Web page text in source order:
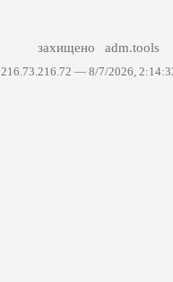
захищено adm.tools
216.73.216.72 — 8/7/2026,